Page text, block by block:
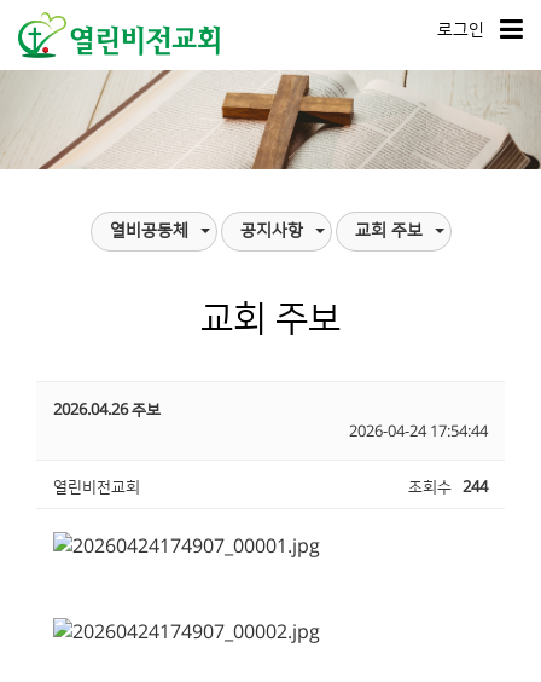
로그인
열비공동체 공지사항 교회 주보
교회 주보
2026.04.26 주보
2026-04-24 17:54:44
열린비전교회 조회수 244